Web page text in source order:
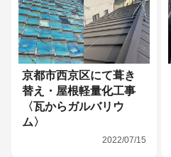
京都市西京区にて葺き
替え・屋根軽量化工事
〈瓦からガルバリウ
ム〉
2022/07/15